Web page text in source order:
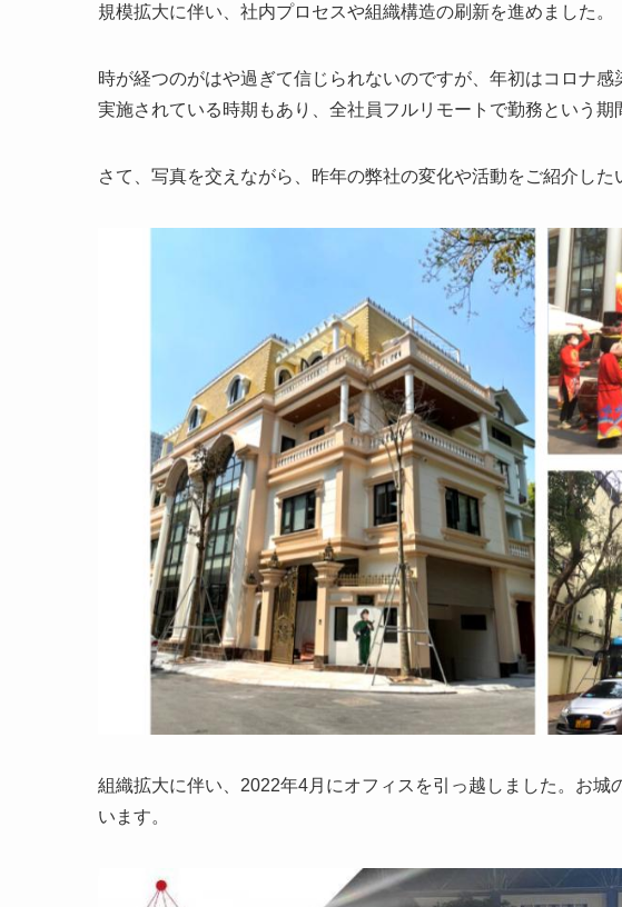
規模拡大に伴い、社内プロセスや組織構造の刷新を進めました。
時が経つのがはや過ぎて信じられないのですが、年初はコロナ
実施されている時期もあり、全社員フルリモートで勤務という期
さて、写真を交えながら、昨年の弊社の変化や活動をご紹介した
組織拡大に伴い、2022年4月にオフィスを引っ越しました。お
います。